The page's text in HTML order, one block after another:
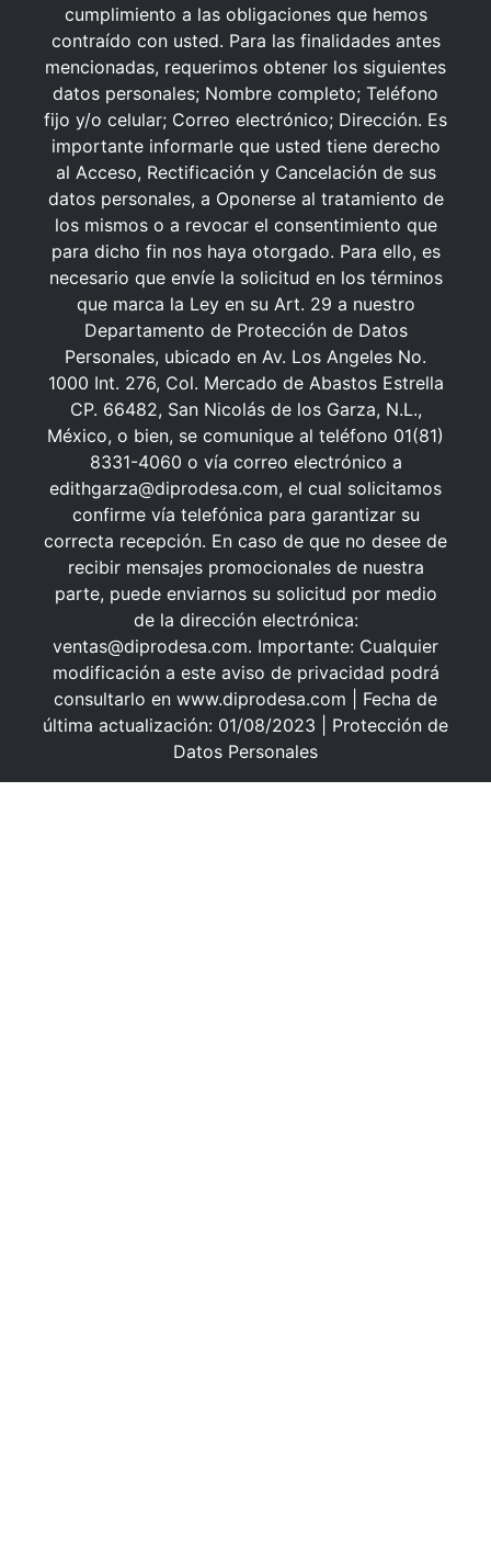
cumplimiento a las obligaciones que hemos
contraído con usted. Para las finalidades antes
mencionadas, requerimos obtener los siguientes
datos personales; Nombre completo; Teléfono
fijo y/o celular; Correo electrónico; Dirección. Es
importante informarle que usted tiene derecho
al Acceso, Rectificación y Cancelación de sus
datos personales, a Oponerse al tratamiento de
los mismos o a revocar el consentimiento que
para dicho fin nos haya otorgado. Para ello, es
necesario que envíe la solicitud en los términos
que marca la Ley en su Art. 29 a nuestro
Departamento de Protección de Datos
Personales, ubicado en Av. Los Angeles No.
1000 Int. 276, Col. Mercado de Abastos Estrella
CP. 66482, San Nicolás de los Garza, N.L.,
México, o bien, se comunique al teléfono 01(81)
8331-4060 o vía correo electrónico a
edithgarza@diprodesa.com, el cual solicitamos
confirme vía telefónica para garantizar su
correcta recepción. En caso de que no desee de
recibir mensajes promocionales de nuestra
parte, puede enviarnos su solicitud por medio
de la dirección electrónica:
ventas@diprodesa.com. Importante: Cualquier
modificación a este aviso de privacidad podrá
consultarlo en www.diprodesa.com | Fecha de
última actualización: 01/08/2023 | Protección de
Datos Personales